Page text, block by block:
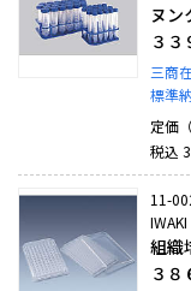
ヌ
３
三商
標準
定価
税込
11-
IWAKI
組織
３